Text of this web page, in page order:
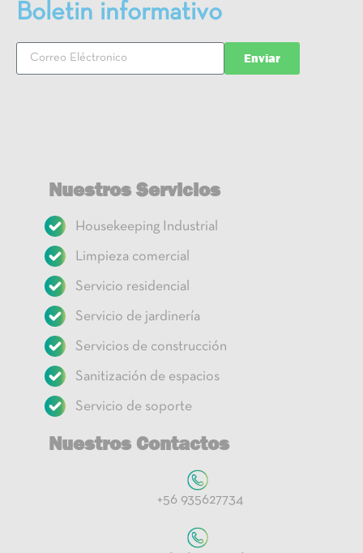
Boletin informativo
Enviar
Nuestros Servicios
Housekeeping Industrial
Limpieza comercial
Servicio residencial
Servicio de jardinería
Servicios de construcción
Sanitización de espacios
Servicio de soporte
Nuestros Contactos
+56 935627734